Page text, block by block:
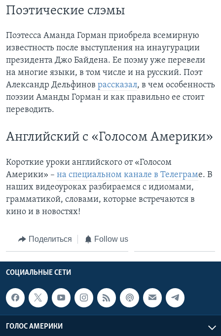
Поэтические слэмы
Поэтесса Аманда Горман приобрела всемирную
известность после выступления на инаугурации
президента Джо Байдена. Ее поэму уже перевели
на многие языки, в том числе и на русский. Поэт
Александр Дельфинов рассказал, в чем особенность
поэзии Аманды Горман и как правильно ее стоит
переводить.
Английский с «Голосом Америки»
Короткие уроки английского от «Голосом
Америки» – на специальном канале в Телеграме. В
наших видеоуроках разбираемся с идиомами,
грамматикой, словами, которые встречаются в
кино и в новостях!
Поделиться Follow us
СОЦИАЛЬНЫЕ СЕТИ
ГОЛОС АМЕРИКИ